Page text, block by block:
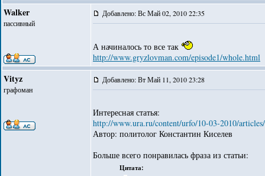
Walker
пассивный
Добавлено: Вс Май 02, 2010 22:35
А начиналось то все так
http://www.gryzlovman.com/episode1/whole.html
Vityz
графоман
Добавлено: Вт Май 11, 2010 23:28
Интересная статья:
http://www.ura.ru/content/urfo/10-03-2010/
Автор: политолог Константин Киселев
Больше всего понравилась фраза из статьи:
Цитата: